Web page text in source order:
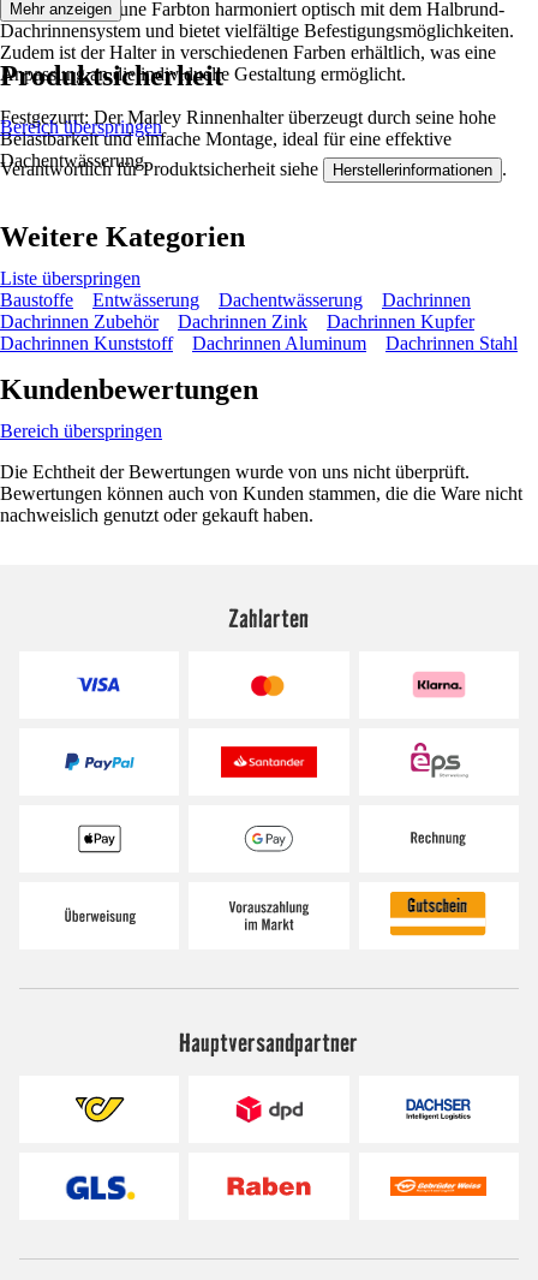
schokoladenbraune Farbton harmoniert optisch mit dem Halbrund-
Dachrinnensystem und bietet vielfältige Befestigungsmöglichkeiten.
Zudem ist der Halter in verschiedenen Farben erhältlich, was eine
Anpassung an die individuelle Gestaltung ermöglicht.
Festgezurrt: Der Marley Rinnenhalter überzeugt durch seine hohe
Belastbarkeit und einfache Montage, ideal für eine effektive
Dachentwässerung.
Mehr anzeigen
Produktsicherheit
Bereich überspringen
Verantwortlich für Produktsicherheit siehe Herstellerinformationen .
Weitere Kategorien
Liste überspringen
Baustoffe
Entwässerung Dachentwässerung
Dachrinnen
Dachrinnen Zubehör
Dachrinnen Zink
Dachrinnen Kupfer
Dachrinnen Kunststoff
Dachrinnen Aluminum Dachrinnen Stahl
Kundenbewertungen
Bereich überspringen
Die Echtheit der Bewertungen wurde von uns nicht überprüft.
Bewertungen können auch von Kunden stammen, die die Ware nicht
nachweislich genutzt oder gekauft haben.
Zahlarten
Hauptversandpartner